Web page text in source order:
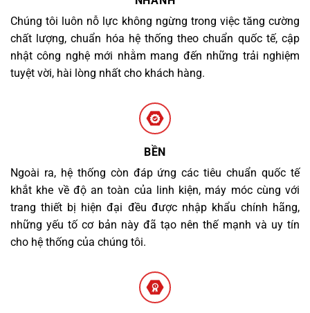
Chúng tôi luôn nỗ lực không ngừng trong việc tăng cường
chất lượng, chuẩn hóa hệ thống theo chuẩn quốc tế, cập
nhật công nghệ mới nhằm mang đến những trải nghiệm
tuyệt vời, hài lòng nhất cho khách hàng.
BỀN
Ngoài ra, hệ thống còn đáp ứng các tiêu chuẩn quốc tế
khắt khe về độ an toàn của linh kiện, máy móc cùng với
trang thiết bị hiện đại đều được nhập khẩu chính hãng,
những yếu tố cơ bản này đã tạo nên thế mạnh và uy tín
cho hệ thống của chúng tôi.